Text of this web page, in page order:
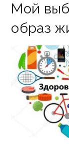
Мой
образ